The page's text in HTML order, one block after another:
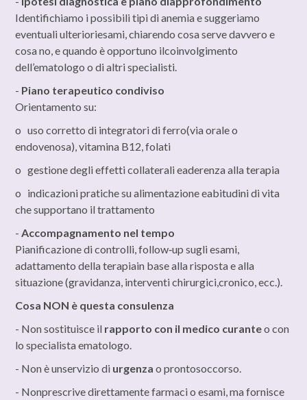
Identifichiamo i possibili tipi di anemia e suggeriamo
eventuali ulterioriesami, chiarendo cosa serve davvero e
cosa no, e quando è opportuno ilcoinvolgimento
dell’ematologo o di altri specialisti.
- Piano terapeutico condiviso
Orientamento su:
o uso corretto di integratori di ferro(via orale o
endovenosa), vitamina B12, folati
o gestione degli effetti collaterali eaderenza alla terapia
o indicazioni pratiche su alimentazione eabitudini di vita
che supportano il trattamento
-Accompagnamento nel tempo
Pianificazione di controlli, follow‑up sugli esami,
adattamento della terapiain base alla risposta e alla
situazione (gravidanza, interventi chirurgici,cronico, ecc.).
Cosa NON è questa consulenza
- Non sostituisce il rapporto con il medico curanteo con
lo specialista ematologo.
- Non è unservizio di urgenza o prontosoccorso.
- Nonprescrive direttamente farmaci o esami, ma fornisce